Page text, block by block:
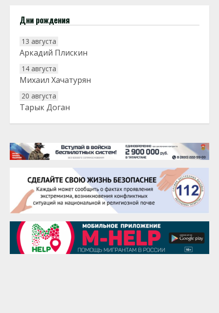
Дни рождения
13 августа
Аркадий Плискин
14 августа
Михаил Хачатурян
20 августа
Тарык Доган
22 августа
25 августа
Сэсэгма Бубеева
28 августа
Чингиз Мустафаев
29 августа
Надежда Рослова
1 сентября
Гали Хасанов